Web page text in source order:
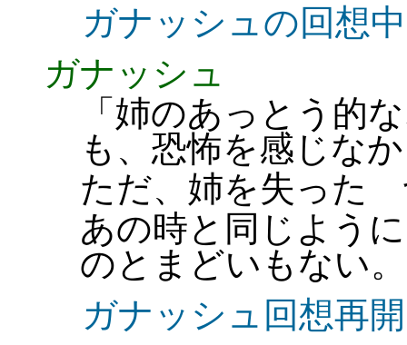
ガナッシュの回想
ガナッシュ
「姉のあっとう的
も、恐怖を感じな
ただ、姉を失った
あの時と同じよう
のとまどいもない。
ガナッシュ回想再開